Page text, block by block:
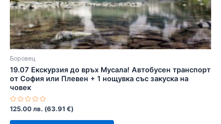
Боровец
19.07 Екскурзия до връх Мусала! Автобусен транспорт
от София или Плевен + 1 нощувка със закуска на
човек
Оценено
0
125.00лв. (63.91 €)